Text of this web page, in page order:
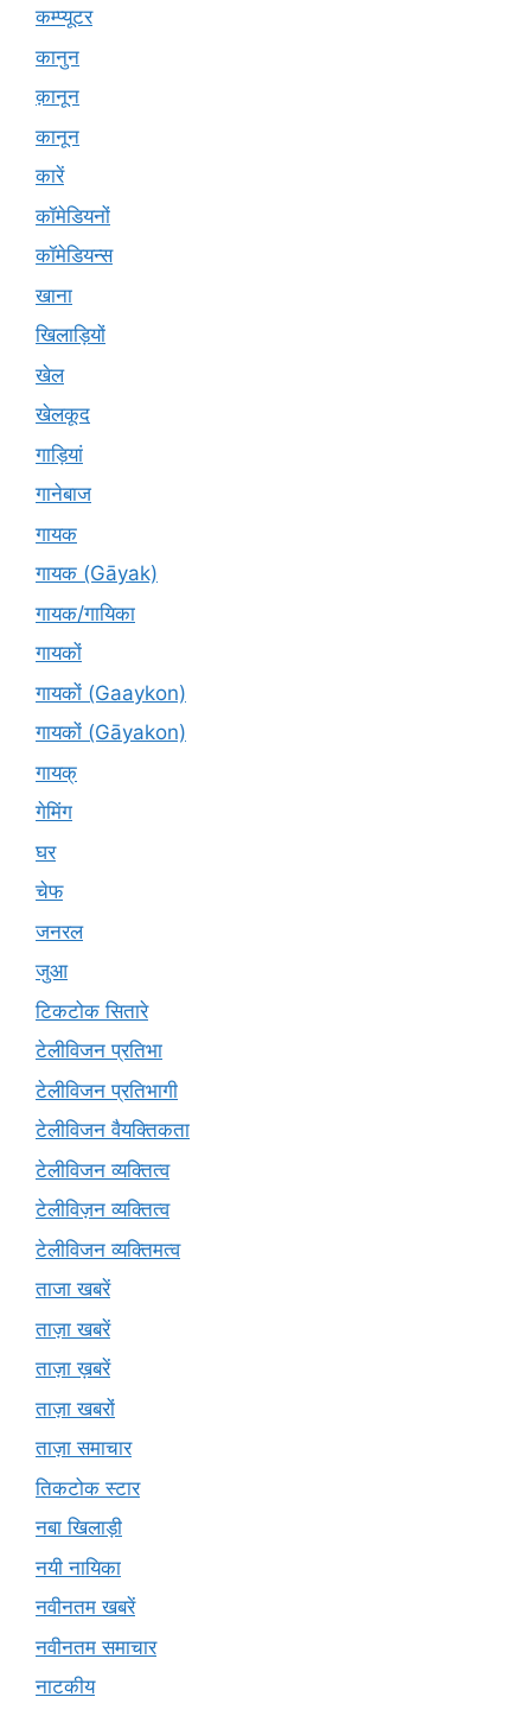
कम्प्यूटर
कानुन
क़ानून
कानून
कारें
कॉमेडियनों
कॉमेडियन्स
खाना
खिलाड़ियों
खेल
खेलकूद
गाड़ियां
गानेबाज
गायक
गायक (Gāyak)
गायक/गायिका
गायकों
गायकों (Gaaykon)
गायकों (Gāyakon)
गायक्
गेमिंग
घर
चेफ
जनरल
जुआ
टिकटोक सितारे
टेलीविजन प्रतिभा
टेलीविजन प्रतिभागी
टेलीविजन वैयक्तिकता
टेलीविजन व्यक्तित्व
टेलीविज़न व्यक्तित्व
टेलीविजन व्यक्तिमत्व
ताजा खबरें
ताज़ा खबरें
ताज़ा ख़बरें
ताज़ा खबरों
ताज़ा समाचार
तिकटोक स्टार
नबा खिलाड़ी
नयी नायिका
नवीनतम खबरें
नवीनतम समाचार
नाटकीय